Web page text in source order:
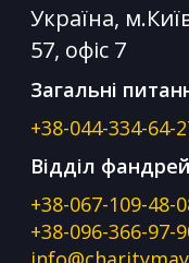
Україна,
57, офіс 7
Загальні
+38-044-334-64-
Відділ
+38-067-109-48-
+38-096-366-97-